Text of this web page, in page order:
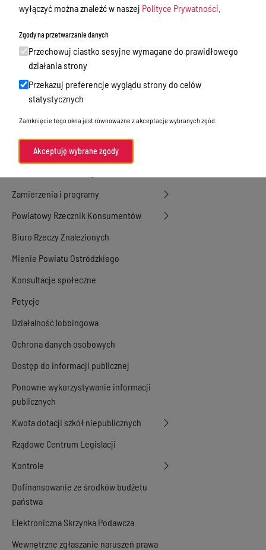
Nieodpłatna Pomoc Prawna
Akty Prawne
Rejestry, ewidencje i archiwa
Budżet
Organizacja działania samorządu
powiatowego
Oświadczenia majątkowe
Zamierzenia i programy
Powiatowy Rzecznik Konsumentów
Biuro Rzeczy Znalezionych
Mienie Powiatu Ostródzkiego
Konsultacje społeczne
Petycje
Działalność lobbingowa
Ochrona danych osobowych
Dostęp do informacji publicznej
Ponowne wykorzystywanie informacji
publicznych
Kwota dotacji szkół niepublicznych
Rządowe Centrum Legislacji
Kontrole
Dofinansowanie ze środków budżetu
państwa
Elektroniczna Skrzynka Podawcza
Wewnętrzne zgłaszanie naruszeń prawa
wyłączyć można znaleźć w naszej Polityce Prywatności
Zgody na przetwarzanie danych
Przechowuj ciastko sesyjne wymagane do prawidłowego
działania strony
Przekazuj preferencje wyglądu strony do celów
statystycznych
Zamknięcie tego okna jest równoważne z akceptację wybranych zgód.
Akceptuję wybrane zgody